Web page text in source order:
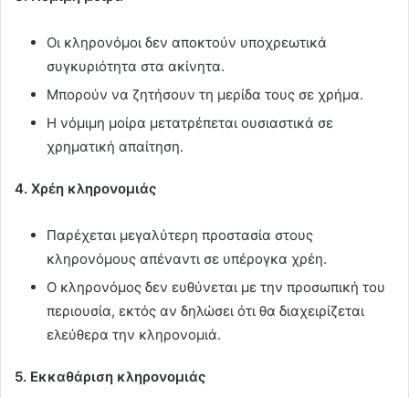
Οι κληρονόμοι δεν αποκτούν υποχρεωτικά
συγκυριότητα στα ακίνητα.
Μπορούν να ζητήσουν τη μερίδα τους σε χρήμα.
Η νόμιμη μοίρα μετατρέπεται ουσιαστικά σε
χρηματική απαίτηση.
4. Χρέη κληρονομιάς
Παρέχεται μεγαλύτερη προστασία στους
κληρονόμους απέναντι σε υπέρογκα χρέη.
Ο κληρονόμος δεν ευθύνεται με την προσωπική του
περιουσία, εκτός αν δηλώσει ότι θα διαχειρίζεται
ελεύθερα την κληρονομιά.
5. Εκκαθάριση κληρονομιάς